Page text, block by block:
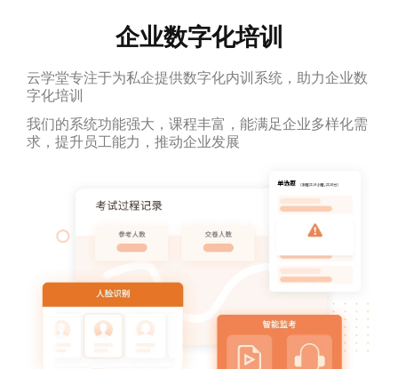
企业数字化培训
云学堂专注于为私企提供数字化内训系统，助力企业数
字化培训
我们的系统功能强大，课程丰富，能满足企业多样化需
求，提升员工能力，推动企业发展